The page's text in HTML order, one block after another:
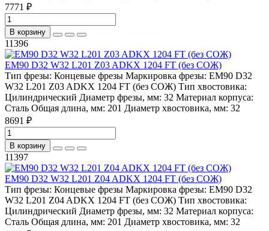
7771 ₽
В корзину
11396
EM90 D32 W32 L201 Z03 ADKX 1204 FT (без СОЖ)
Тип фрезы: Концевые фрезы Маркировка фрезы: EM90 D32
W32 L201 Z03 ADKX 1204 FT (без СОЖ) Тип хвостовика:
Цилиндрический Диаметр фрезы, мм: 32 Материал корпуса:
Сталь Общая длина, мм: 201 Диаметр хвостовика, мм: 32
8691 ₽
В корзину
11397
EM90 D32 W32 L201 Z04 ADKX 1204 FT (без СОЖ)
Тип фрезы: Концевые фрезы Маркировка фрезы: EM90 D32
W32 L201 Z04 ADKX 1204 FT (без СОЖ) Тип хвостовика:
Цилиндрический Диаметр фрезы, мм: 32 Материал корпуса:
Сталь Общая длина, мм: 201 Диаметр хвостовика, мм: 32